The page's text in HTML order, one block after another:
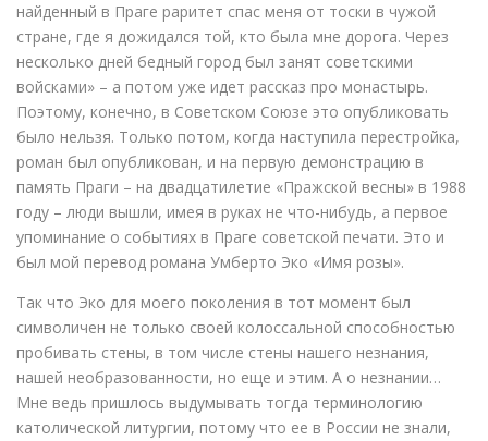
найденный в Праге раритет спас меня от тоски в чужой
стране, где я дожидался той, кто была мне дорога. Через
несколько дней бедный город был занят советскими
войсками» – а потом уже идет рассказ про монастырь.
Поэтому, конечно, в Советском Союзе это опубликовать
было нельзя. Только потом, когда наступила перестройка,
роман был опубликован, и на первую демонстрацию в
память Праги – на двадцатилетие «Пражской весны» в 1988
году – люди вышли, имея в руках не что-нибудь, а первое
упоминание о событиях в Праге советской печати. Это и
был мой перевод романа Умберто Эко «Имя розы».
Так что Эко для моего поколения в тот момент был
символичен не только своей колоссальной способностью
пробивать стены, в том числе стены нашего незнания,
нашей необразованности, но еще и этим. А о незнании…
Мне ведь пришлось выдумывать тогда терминологию
католической литургии, потому что ее в России не знали,